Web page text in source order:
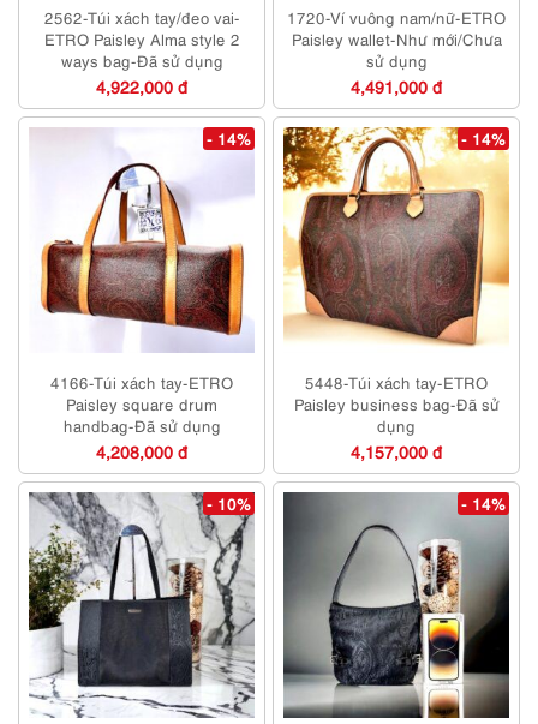
2562-Túi xách tay/đeo vai-
ETRO Paisley Alma style 2
ways bag-Đã sử dụng
4,922,000 đ
1720-Ví vuông nam/nữ-ETRO
Paisley wallet-Như mới/Chưa
sử dụng
4,491,000 đ
- 14%
4166-Túi xách tay-ETRO
Paisley square drum
handbag-Đã sử dụng
4,208,000 đ
- 14%
5448-Túi xách tay-ETRO
Paisley business bag-Đã sử
dụng
4,157,000 đ
- 10% - 14%